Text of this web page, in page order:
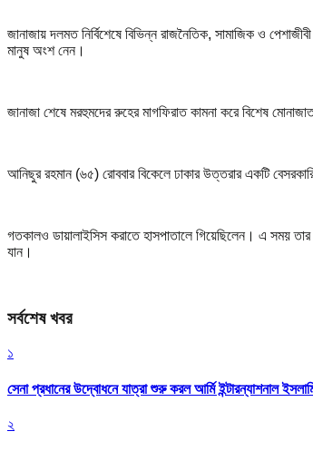
জানাজায় দলমত নির্বিশেষে বিভিন্ন রাজনৈতিক, সামাজিক ও
মানুষ অংশ নেন।
জানাজা শেষে মরহুমদের রুহের মাগফিরাত কামনা করে বিশেষ
আনিছুর রহমান (৬৫) রোববার বিকেলে ঢাকার উত্তরার একটি
গতকালও ডায়ালাইসিস করাতে হাসপাতালে গিয়েছিলেন। এ সময়
যান।
সর্বশেষ খবর
১
সেনা প্রধানের উদ্বোধনে যাত্রা শুরু করল আর্মি ইন্টারন্যাশনাল
২